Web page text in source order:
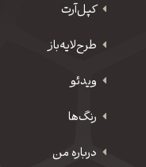
کپل‌آرت
طرح‌لایه‌باز
ویدئو
رنگ‌ها
درباره من